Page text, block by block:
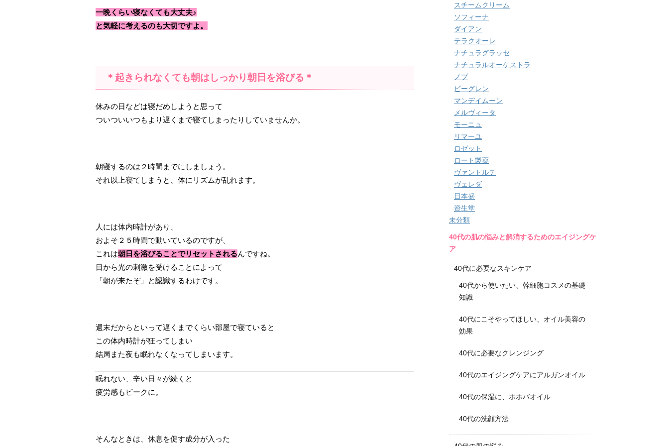
一晩くらい寝なくても大丈夫♪
と気軽に考えるのも大切ですよ。
＊起きられなくても朝はしっかり朝日を浴びる＊
休みの日などは寝だめしようと思って
ついついいつもより遅くまで寝てしまったりしていませんか。
朝寝するのは２時間までにしましょう。
それ以上寝てしまうと、体にリズムが乱れます。
人には体内時計があり、
およそ２５時間で動いているのですが、
これは朝日を浴びることでリセットされるんですね。
目から光の刺激を受けることによって
「朝が来たぞ」と認識するわけです。
週末だからといって遅くまでくらい部屋で寝ていると
この体内時計が狂ってしまい
結局また夜も眠れなくなってしまいます。
眠れない、辛い日々が続くと
疲労感もピークに。
そんなときは、休息を促す成分が入った
スチームクリーム
ソフィーナ
ダイアン
テラクオーレ
ナチュラグラッセ
ナチュラルオーケストラ
ノブ
ビーグレン
マンデイムーン
メルヴィータ
モーニュ
リマーユ
ロゼット
ロート製薬
ヴァントルテ
ヴェレダ
日本盛
資生堂
未分類
40代の肌の悩みと解消するためのエイジングケ
ア
40代に必要なスキンケア
40代から使いたい、幹細胞コスメの基礎
知識
40代にこそやってほしい、オイル美容の
効果
40代に必要なクレンジング
40代のエイジングケアにアルガンオイル
40代の保湿に、ホホバオイル
40代の洗顔方法